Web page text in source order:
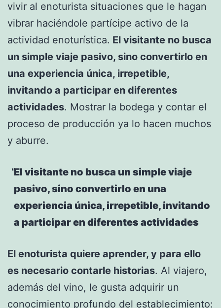
vivir al enoturista situaciones que le hagan
vibrar haciéndole partícipe activo de la
actividad enoturística. El visitante no busca
un simple viaje pasivo, sino convertirlo en
una experiencia única, irrepetible,
invitando a participar en diferentes
actividades. Mostrar la bodega y contar el
proceso de producción ya lo hacen muchos
y aburre.
El visitante no busca un simple viaje
pasivo, sino convertirlo en una
experiencia única, irrepetible, invitando
a participar en diferentes actividades
El enoturista quiere aprender, y para ello
es necesario contarle historias. Al viajero,
además del vino, le gusta adquirir un
conocimiento profundo del establecimiento: